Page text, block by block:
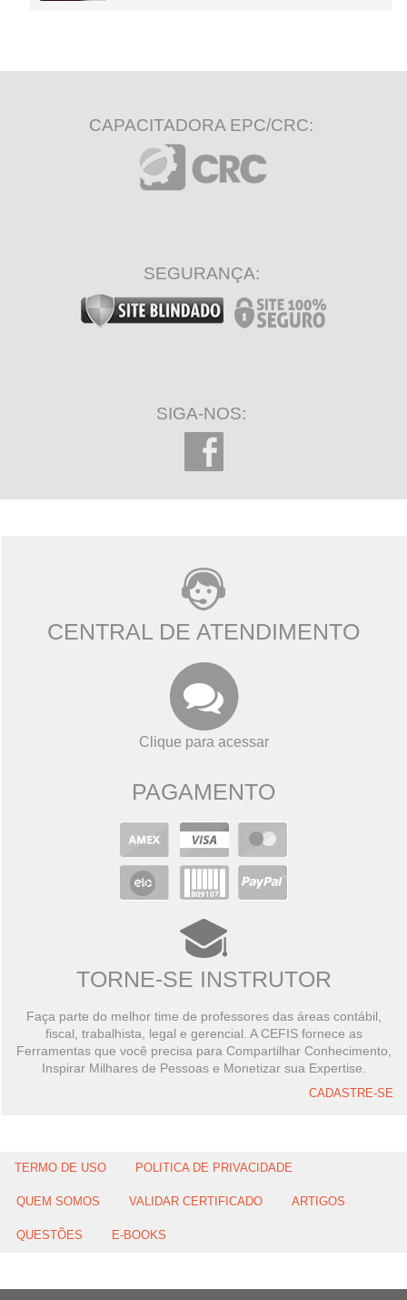
CAPACITADORA EPC/CRC:
SEGURANÇA:
SIGA-NOS:
CENTRAL DE ATENDIMENTO
Clique para acessar
PAGAMENTO
TORNE-SE INSTRUTOR
Faça parte do melhor time de professores das áreas contábil,
fiscal, trabalhista, legal e gerencial. A CEFIS fornece as
Ferramentas que você precisa para Compartilhar Conhecimento,
Inspirar Milhares de Pessoas e Monetizar sua Expertise.
CADASTRE-SE
TERMO DE USO POLITICA DE PRIVACIDADE
QUEM SOMOS VALIDAR CERTIFICADO ARTIGOS
QUESTÕES E-BOOKS